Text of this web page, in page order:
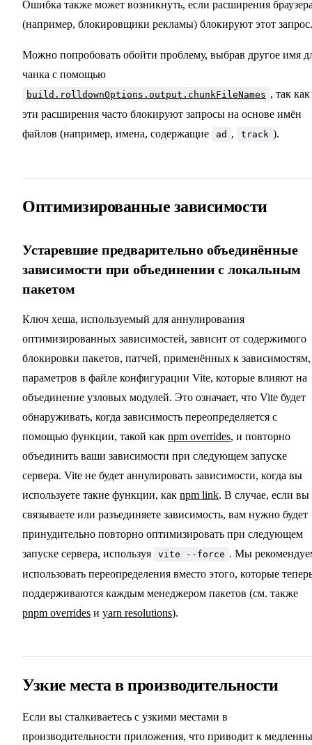
Ошибка также может возникнуть, если расширения
(например, блокировщики рекламы) блокируют этот запрос.
Можно попробовать обойти проблему, выбрав другое имя
чанка с помощью
build.rolldownOptions.output.chunkFileNames , так как
эти расширения часто блокируют запросы на основе имён
файлов (например, имена, содержащие
ad , track ).
Оптимизированные зависимости
Устаревшие предварительно объединённые
зависимости при объединении с локальным
пакетом
Ключ хеша, используемый для аннулирования
оптимизированных зависимостей, зависит от содержимого
блокировки пакетов, патчей, применённых к
параметров в файле конфигурации Vite, которые влияют на
объединение узловых модулей. Это означает, что Vite будет
обнаруживать, когда зависимость переопределяется с
помощью функции, такой как npm overrides, и повторно
объединить ваши зависимости при следующем запуске
сервера. Vite не будет аннулировать зависимости, когда вы
используете такие функции, как npm link. В случае, если вы
связываете или разъединяете зависимость, вам нужно будет
принудительно повторно оптимизировать при следующем
запуске сервера, используя
vite --force . Мы
использовать переопределения вместо этого, которые
поддерживаются каждым менеджером пакетов (см. также
pnpm overrides и yarn resolutions).
Узкие места в производительности
Если вы сталкиваетесь с узкими местами в
производительности приложения, что приводит к